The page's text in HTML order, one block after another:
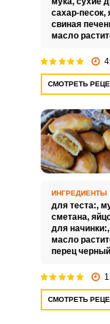
сахар-песок,
свиная
масло
СМОТРЕТЬ
ИНГРЕДИЕНТЫ
для теста:,
сметана,
для начинки:,
масло
перец
СМОТРЕТЬ